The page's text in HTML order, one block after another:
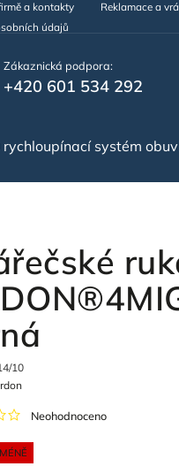
a kontakty
Reklamace a
údajů
Zákaznická podpora:
+420 601 534 292
rychloupínací systém
10
Neohodnoceno